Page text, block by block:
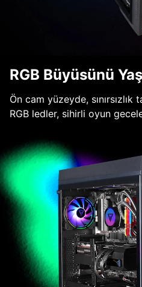
RGB Büyüsünü
Ön cam yüzeyde, sınırsızlık
RGB ledler, sihirli oyun